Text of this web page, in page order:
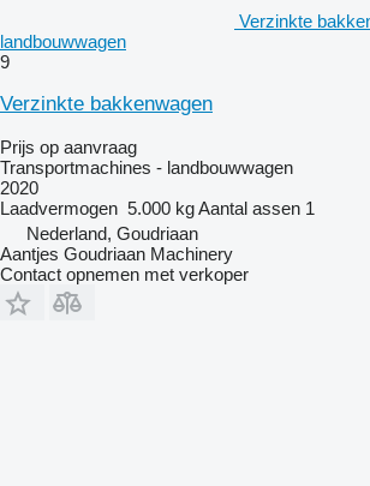
Verzinkte
landbouwwagen
9
Verzinkte bakkenwagen
Prijs op aanvraag
Transportmachines - landbouwwagen
2020
Laadvermogen 5.000 kgAantal assen 1
Nederland, Goudriaan
Aantjes Goudriaan Machinery
Contact opnemen met verkoper